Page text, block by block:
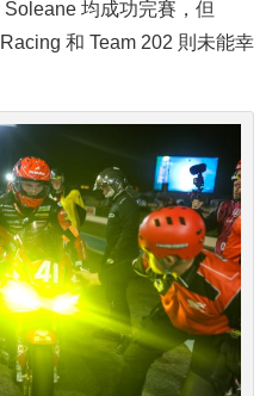
均成功完賽，但
和 Team 202 則未能幸